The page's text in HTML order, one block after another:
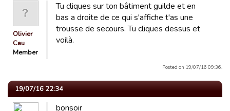
Olivier
Cau
Member
Tu cliques sur ton bâtiment guilde et en
bas a droite de ce qui s'affiche t'as une
trousse de secours. Tu cliques dessus et
voilà.
Posted on 19/07/16 09:36.
19/07/16 22:34
bonsoir